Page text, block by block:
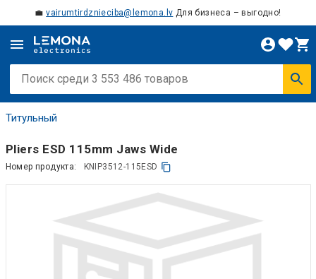
💼vairumtirdznieciba@lemona.lv Для бизнеса – выгодно!
Титульный
Pliers ESD 115mm Jaws Wide
Номер продукта: KNIP3512-115ESD